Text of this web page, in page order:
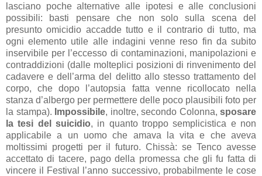
lasciano poche alternative alle ipotesi e alle conclusioni
possibili: basti pensare che non solo sulla scena del
presunto omicidio accadde tutto e il contrario di tutto, ma
ogni elemento utile alle indagini venne reso fin da subito
inservibile per l’eccesso di contaminazioni, manipolazioni e
contraddizioni (dalle molteplici posizioni di rinvenimento del
cadavere e dell’arma del delitto allo stesso trattamento del
corpo, che dopo l’autopsia fatta venne ricollocato nella
stanza d’albergo per permettere delle poco plausibili foto per
la stampa). Impossibile, inoltre, secondo Colonna, sposare
la tesi del suicidio, in quanto troppo semplicistica e non
applicabile a un uomo che amava la vita e che aveva
moltissimi progetti per il futuro. Chissà: se Tenco avesse
accettato di tacere, pago della promessa che gli fu fatta di
vincere il Festival l’anno successivo, probabilmente le cose